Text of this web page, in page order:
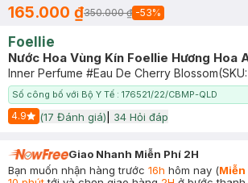
165.000 ₫350.000 ₫ -53%
Foellie
Nước Hoa Vùng Kín Foellie Hương Hoa
Inner Perfume #Eau De Cherry Blossom(SKU:
Số công bố với Bộ Y Tế : 176521/22/CBMP-QLD
4.9
Start Icon
(17 Đánh giá) 34 Hỏi đáp
Giao Nhanh Miễn Phí 2H
Bạn muốn nhận hàng trước 16h hôm nay (Miễn